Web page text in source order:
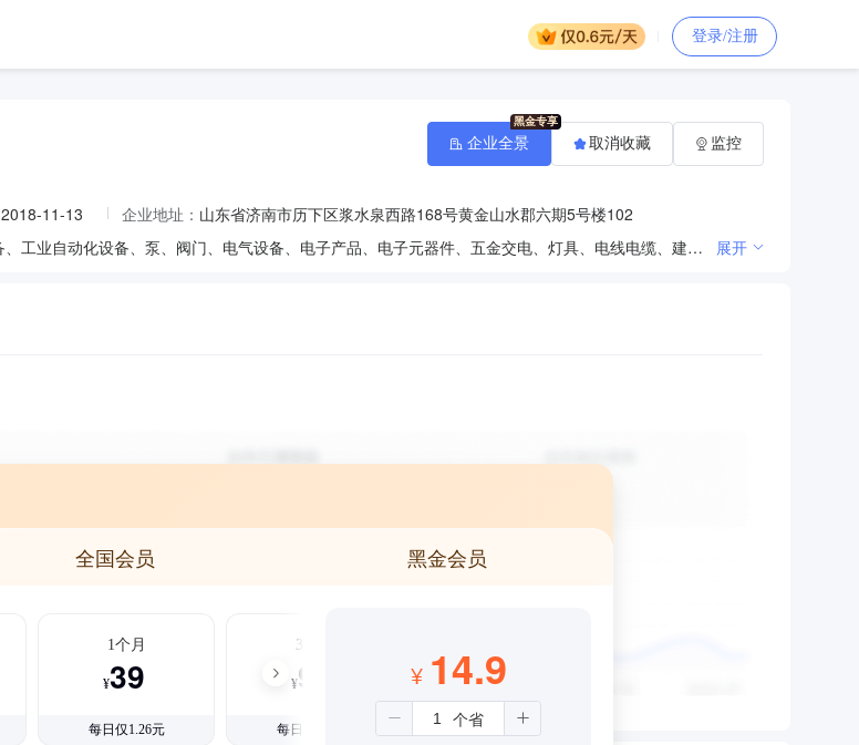
登录/注册
2018-11-13 企业地址： 山东省济南市历下区浆水泉西路168号黄金山水郡六期5号楼102
电子产品技术开发、技术转让、技术咨询；机械设备、工业自动化设备、泵、阀门、电气设备、电子产品、电子元器件、五金交电、灯具、电线电缆、建筑材料、金属材料、仪器仪表、办公用品的销售；经济贸易咨询；计算机软件技术开发。（依法须经批准的项目，经相关部门批准后方可开展经营活动） 展开
企业全景 取消收藏 监控
全国会员 黑金会员
1个月
¥39
每日仅1.26元
3个月
¥99
每日仅1.08元
¥ 14.9